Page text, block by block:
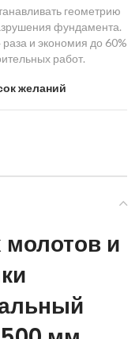
геометрию
фундамента.
и экономия до 60%
работ.
желаний
и